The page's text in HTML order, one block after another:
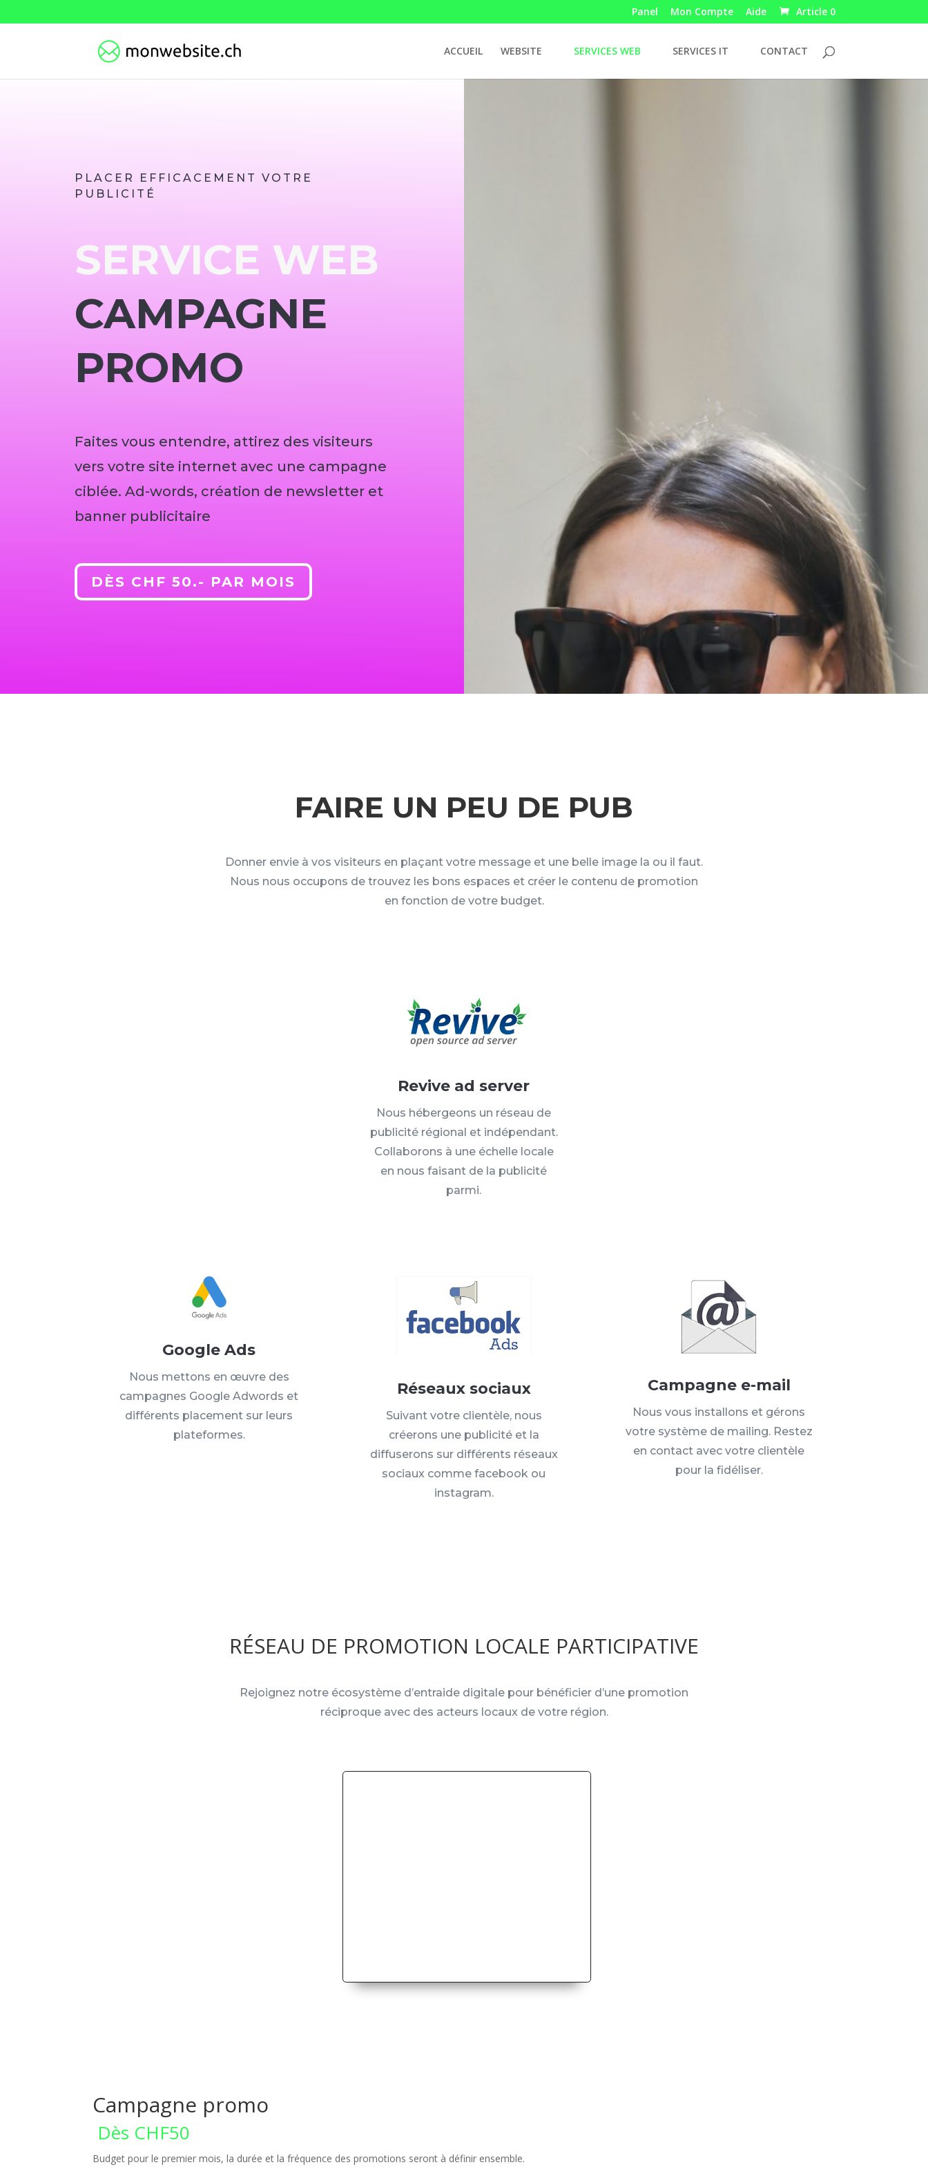
PLACER EFFICACEMENT VOTRE
PUBLICITÉ
SERVICE WEB
CAMPAGNE
PROMO
Faites vous entendre, attirez des visiteurs
vers votre site internet avec une campagne
ciblée. Ad-words, création de newsletter et
banner publicitaire
DÈS CHF 50.- PAR MOIS
FAIRE UN PEU DE PUB
Donner envie à vos visiteurs en plaçant votre message et une belle image la ou il faut.
Nous nous occupons de trouvez les bons espaces et créer le contenu de promotion
en fonction de votre budget.
Revive ad server
Nous hébergeons un réseau de
publicité régional et indépendant.
Collaborons à une échelle locale
en nous faisant de la publicité
parmi.
Google Ads
Nous mettons en œuvre des
campagnes Google Adwords et
différents placement sur leurs
plateformes.
Réseaux sociaux
Suivant votre clientèle, nous
créerons une publicité et la
diffuserons sur différents réseaux
sociaux comme facebook ou
instagram.
Campagne e-mail
Nous vous installons et gérons
votre système de mailing. Restez
en contact avec votre clientèle
pour la fidéliser.
RÉSEAU DE PROMOTION LOCALE PARTICIPATIVE
Rejoignez notre écosystème d’entraide digitale pour bénéficier d’une promotion
réciproque avec des acteurs locaux de votre région.
Panel Mon Compte Aide Article 0
ACCUEIL WEBSITE SERVICES WEB SERVICES IT CONTACT
Campagne promo
CHF50
Budget pour le premier mois, la durée et la fréquence des promotions seront à définir ensemble.